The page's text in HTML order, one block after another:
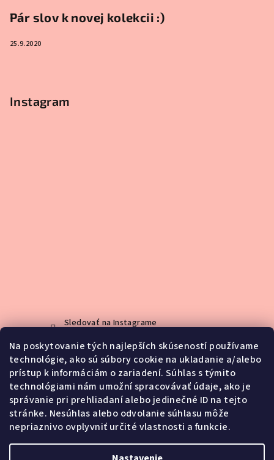
Na poskytovanie tých najlepších skúseností používame
technológie, ako sú súbory cookie na ukladanie a/alebo
prístup k informáciám o zariadení. Súhlas s týmito
technológiami nám umožní spracovávať údaje, ako je
správanie pri prehliadaní alebo jedinečné ID na tejto
stránke. Nesúhlas alebo odvolanie súhlasu môže
nepriaznivo ovplyvniť určité vlastnosti a funkcie.
Pár slov k novej kolekcii :)
25.9.2020
Instagram
Sledovať na Instagrame
Kontakt
info@jemno.sk
0903188416